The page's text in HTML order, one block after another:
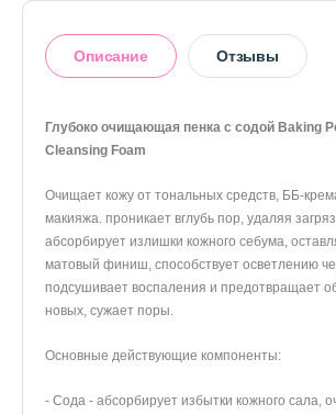
Описание Отзывы
Глубоко очищающая пенка с содой Baking
Cleansing Foam
Очищает кожу от тональных средств, ББ-
макияжа. проникает вглубь пор, удаляя
абсорбирует излишки кожного себума,
матовый финиш, способствует осветлению
подсушивает воспаления и предотвращает
новых, сужает поры.
Основные действующие компоненты:
- Сода - абсорбирует избытки кожного сала,